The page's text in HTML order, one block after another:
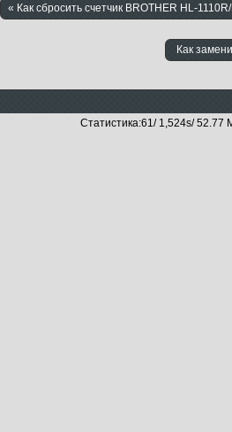
« Как сбросить счетчик BROTHER HL-
Как
Статистика:61/ 1,524s/ 52.77